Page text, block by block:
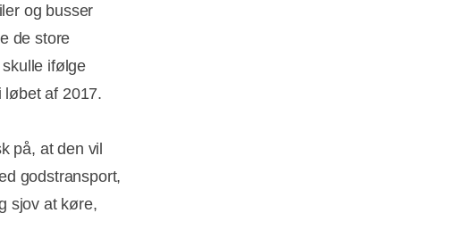
og busser 
de store
skulle ifølge
af 2017.
på, at den vil
godstransport,
at køre,